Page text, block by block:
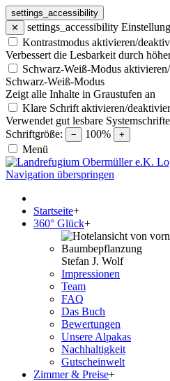
settings_accessibility
✕
settings_accessibility
Kontrastmodus aktivieren/
Verbessert die Lesbarkeit durch
Schwarz-Weiß-Modus
Schwarz-Weiß-Modus
Zeigt alle Inhalte in Graustufen an
Klare Schrift aktivieren/
Verwendet gut lesbare
Schriftgröße:
− 100% +
Menü
Navigation überspringen
Startseite+
360° Glück+
Stefan J. Wolf
Impressionen
Team
FAQ
Das Buch
Bewertungen
Unsere Alpakas
Nachhaltigkeit
Gutscheinwelt
Zimmer & Preise+